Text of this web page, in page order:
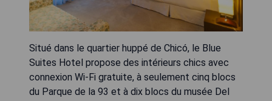
Situé dans le quartier huppé de Chicó, le Blue
Suites Hotel propose des intérieurs chics avec
connexion Wi-Fi gratuite, à seulement cinq blocs
du Parque de la 93 et à dix blocs du musée Del